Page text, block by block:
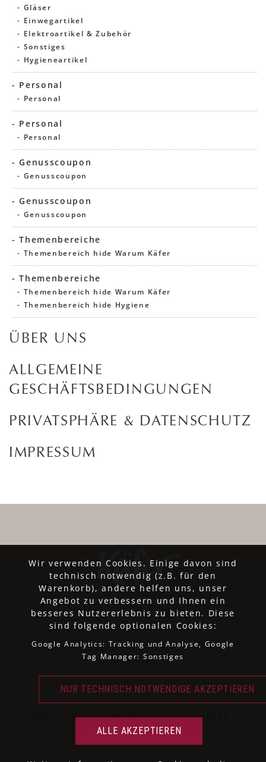
- Gläser
- Einwegartikel
- Elektroartikel & Zubehör
- Sonstiges
- Hygieneartikel
- Personal
- Personal
- Personal
- Personal
- Genusscoupon
- Genusscoupon
- Genusscoupon
- Genusscoupon
- Themenbereiche
- Themenbereich hide Warum Käfer
- Themenbereiche
- Themenbereich hide Warum Käfer
- Themenbereich hide Hygiene
ÜBER UNS
ALLGEMEINE
GESCHÄFTSBEDINGUNGEN
PRIVATSPHÄRE & DATENSCHUTZ
IMPRESSUM
SORTIMENT
ÜBER UNS
SITEMAP
PRIVATSPHÄRE & DATENSCHUTZ
IMPRESSUM
Wir verwenden Cookies. Einige davon sind
technisch notwendig (z.B. für den
Warenkorb), andere helfen uns, unser
Angebot zu verbessern und Ihnen ein
besseres Nutzererlebnis zu bieten. Diese
sind folgende optionalen Cookies:
Google Analytics: Tracking und Analyse, Google
Tag Manager: Sonstiges